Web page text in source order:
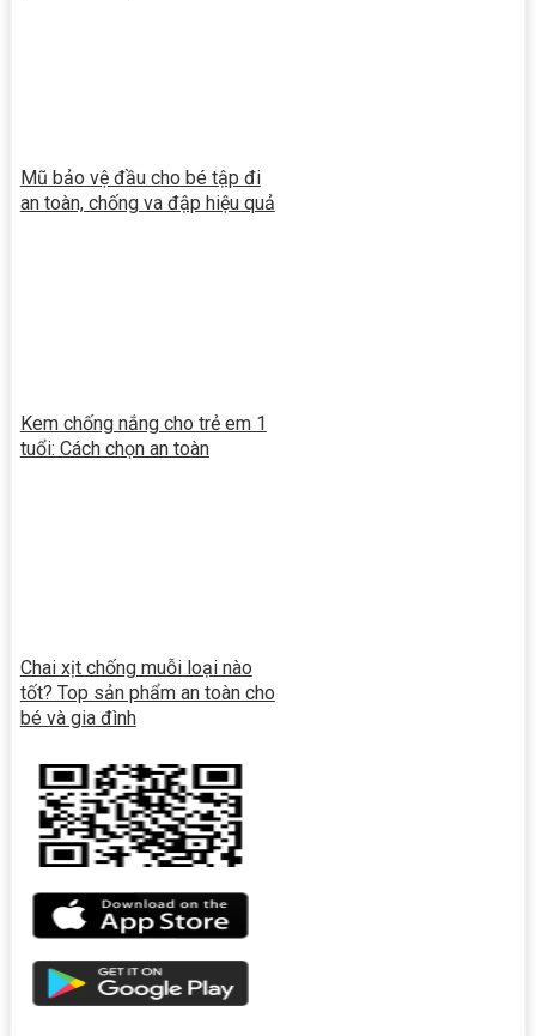
Mũ bảo vệ đầu cho bé tập đi
an toàn, chống va đập hiệu quả
Kem chống nắng cho trẻ em 1
tuổi: Cách chọn an toàn
Chai xịt chống muỗi loại nào
tốt? Top sản phẩm an toàn cho
bé và gia đình